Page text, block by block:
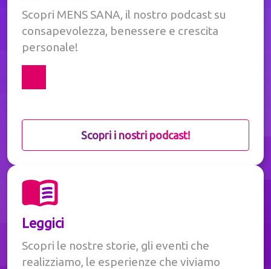
Scopri MENS SANA, il nostro podcast su
consapevolezza, benessere e crescita
personale!
Scopri i nostri podcast!
Leggici
Scopri le nostre storie, gli eventi che
realizziamo, le esperienze che viviamo